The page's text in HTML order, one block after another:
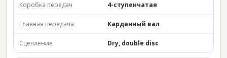
Коробка передач 4-ступенчатая
Главная передача Карданный вал
Сцепление Dry, double disc